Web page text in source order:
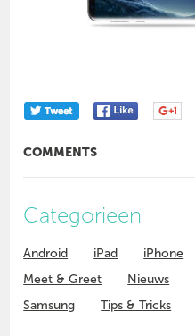
COMMENTS
Categorieen
Android iPad iPhone
Meet & Greet
Nieuws
Samsung
Tips & Tricks